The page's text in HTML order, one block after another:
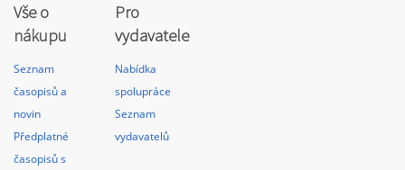
Vše o
nákupu
Seznam
časopisů a
novin
Předplatné
časopisů s
Pro
vydavatele
Nabídka
spolupráce
Seznam
vydavatelů